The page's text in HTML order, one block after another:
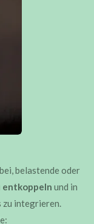
belastende oder
entkoppeln und in
zu integrieren.